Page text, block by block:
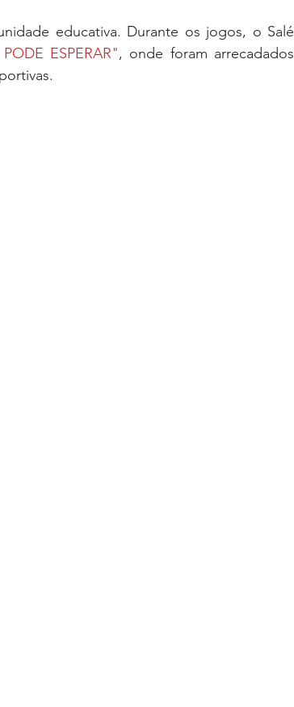
educativa. Durante os jogos, o Salé
ESPERAR", onde foram arrecadados